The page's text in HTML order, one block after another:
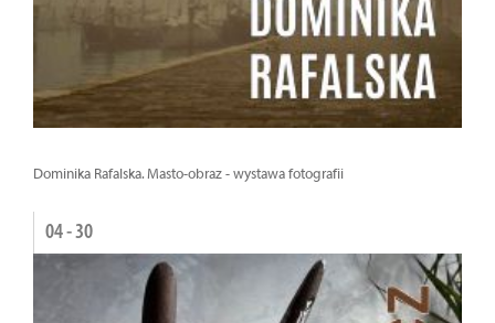
Dominika Rafalska. Masto-obraz - wystawa fotografii
04 - 30